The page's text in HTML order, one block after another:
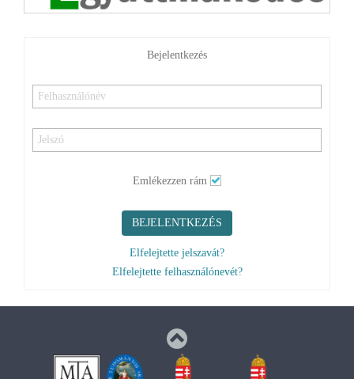
Bejelentkezés
Emlékezzen rám
BEJELENTKEZÉS
Elfelejtette jelszavát?
Elfelejtette felhasználónevét?